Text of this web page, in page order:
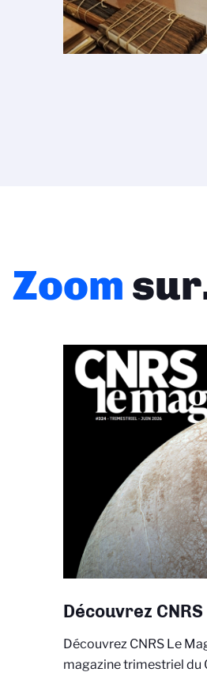
Zoom
Découvrez
Découvrez CNRS Le
magazine trimestriel du